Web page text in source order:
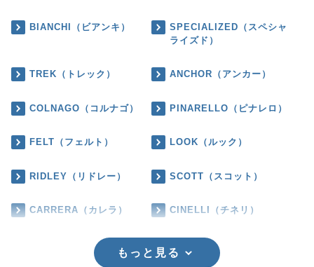
BIANCHI（ビアンキ）
SPECIALIZED（スペシャ
ライズド）
TREK（トレック） ANCHOR（アンカー）
COLNAGO（コルナゴ） PINARELLO（ピナレロ）
FELT（フェルト） LOOK（ルック）
RIDLEY（リドレー） SCOTT（スコット）
CARRERA（カレラ） CINELLI（チネリ）
もっと見る